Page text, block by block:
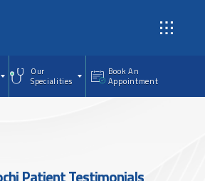
Our
Specialities
Book An
Appointment